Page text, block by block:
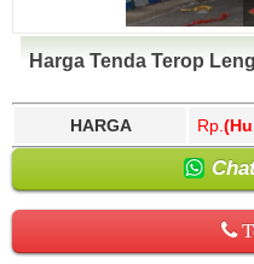
Harga Tenda Terop
HARGA Rp.